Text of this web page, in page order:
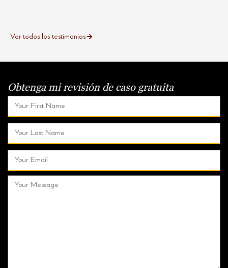
Ver todos los testimonios
Obtenga mi revisión de caso gratuita